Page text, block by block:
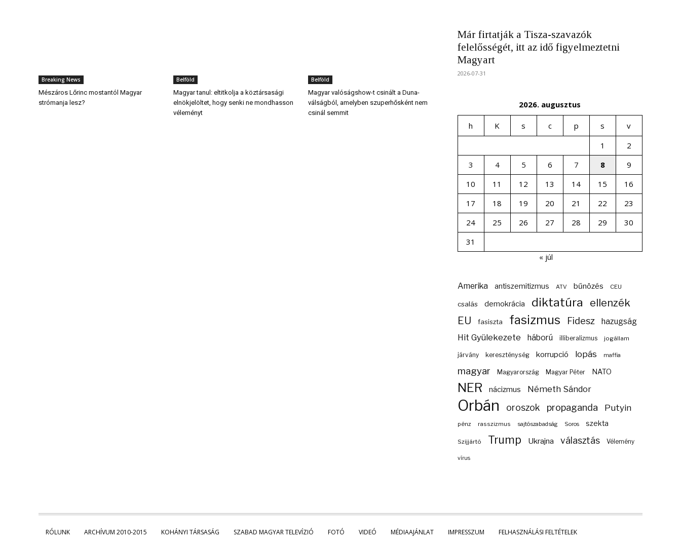
Breaking News
Mészáros Lőrinc mostantól Magyar
strómanja lesz?
Belföld
Magyar tanul: eltitkolja a köztársasági
elnökjelöltet, hogy senki ne mondhasson
véleményt
Belföld
Magyar valóságshow-t csinált a Duna-
válságból, amelyben szuperhősként nem
csinál semmit
Már firtatják a Tisza-szavazók
felelősségét, itt az idő figyelmeztetni
Magyart
2026-07-31
2026. augusztus
h K s c p s
v
1
2
3
4 5 6 7 8
9
10
11 12 13 14 15
16
17
18 19 20 21 22
23
24
25 26 27 28 29
30
31
« júl
Amerika antiszemitizmus ATV bűnözés CEU
csalás demokrácia diktatúra ellenzék
EU fasiszta fasizmus Fidesz hazugság
Hit Gyülekezete háború illiberalizmus jogállam
járvány kereszténység korrupció lopás maffia
magyar Magyarország Magyar Péter NATO
NER nácizmus Németh Sándor
Orbán oroszok propaganda Putyin
pénz rasszizmus sajtószabadság Soros szekta
Szijjártó Trump Ukrajna választás Vélemény
vírus
RÓLUNK ARCHÍVUM 2010-2015 KOHÁNYI TÁRSASÁG SZABAD MAGYAR TELEVÍZIÓ FOTÓ VIDEÓ MÉDIAAJÁNLAT IMPRESSZUM FELHASZNÁLÁSI FELTÉTELEK